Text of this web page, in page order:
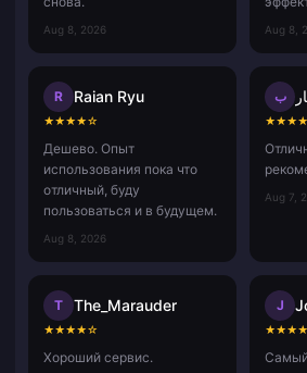
Aug 8, 2026 Aug 8,
R Raian Ryu
★★★★☆
Дешево. Опыт
использования пока что
отличный, буду
пользоваться и в будущем.
Aug 8, 2026
ب
★★★★
Aug 7,
T The_Marauder
★★★★☆
Хороший сервис.
J
★★★★
Самый